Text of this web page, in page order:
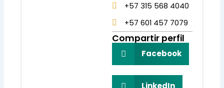
+57 315 568 4040
+57 601 457 7079
Compartir perfil
Facebook
LinkedIn